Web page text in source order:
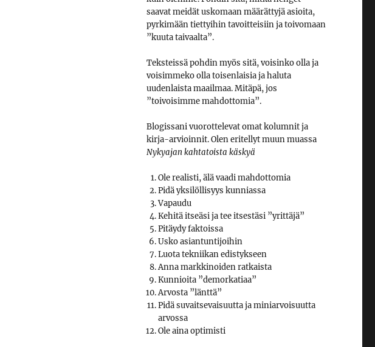
saavat meidät uskomaan määrättyjä asioita,
pyrkimään tiettyihin tavoitteisiin ja toivomaan
”kuuta taivaalta”.
Teksteissä pohdin myös sitä, voisinko olla ja
voisimmeko olla toisenlaisia ja haluta
uudenlaista maailmaa. Mitäpä, jos
”toivoisimme mahdottomia”.
Blogissani vuorottelevat omat kolumnit ja
kirja-arvioinnit. Olen eritellyt muun muassa
Nykyajan kahtatoista käskyä
Ole realisti, älä vaadi mahdottomia
Pidä yksilöllisyys kunniassa
Vapaudu
Kehitä itseäsi ja tee itsestäsi ”yrittäjä”
Pitäydy faktoissa
Usko asiantuntijoihin
Luota tekniikan edistykseen
Anna markkinoiden ratkaista
Kunnioita ”demorkatiaa”
Arvosta ”länttä”
Pidä suvaitsevaisuutta ja miniarvoisuutta
arvossa
Ole aina optimisti